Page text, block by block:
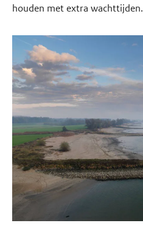
houden met extra wachttijden.